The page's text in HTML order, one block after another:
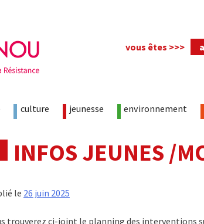
vous êtes >>>
culture jeunesse environnement
INFOS JEUNES /
le 26 juin 2025
trouverez ci-joint le planning des interventions